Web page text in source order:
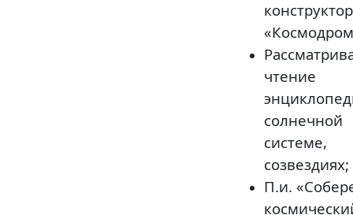
чтение
солнечной
системе,
созвездиях;
П.и.